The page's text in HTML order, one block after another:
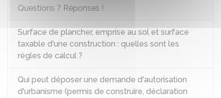
Questions ? Réponses !
Surface de plancher, emprise au sol et surface
taxable d'une construction : quelles sont les
règles de calcul ?
Qui peut déposer une demande d'autorisation
d'urbanisme (permis de construire, déclaration